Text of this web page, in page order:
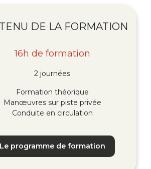
DE LA FORMATION
16h de formation
2 journées
Formation théorique
Manœuvres sur piste privée
Conduite en circulation
Le programme de formation